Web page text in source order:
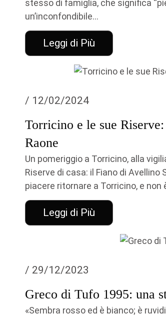
stesso di famiglia, che significa
un’inconfondibile...
Leggi di Più
/ 12/02/2024
Torricino e le sue
Raone
Un pomeriggio a Torricino, alla
Riserve di casa: il Fiano di Avellino
piacere ritornare a Torricino, e
Leggi di Più
/ 29/12/2023
Greco di Tufo 1995: una
«Sembra rosso ed è bianco; è